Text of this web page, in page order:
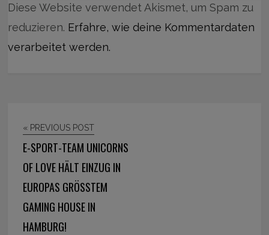
Diese Website verwendet Akismet, um Spam zu
reduzieren. Erfahre, wie deine Kommentardaten
verarbeitet werden.
« PREVIOUS POST
E-SPORT-TEAM UNICORNS
OF LOVE HÄLT EINZUG IN
EUROPAS GRÖSSTEM G
AMING HOUSE IN H
AMBURG!